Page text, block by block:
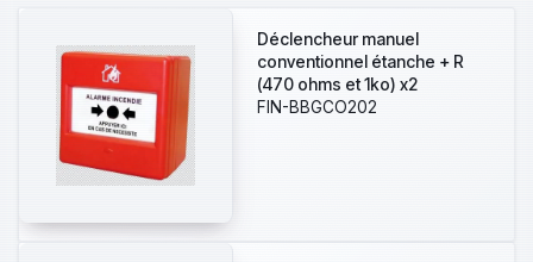
Déclencheur manuel
conventionnel étanche + R
(470 ohms et 1ko) x2
FIN-BBGCO202